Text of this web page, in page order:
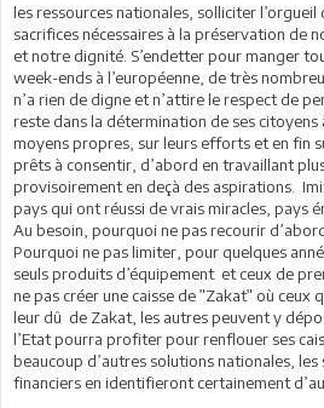
les ressources nationales, solliciter
sacrifices nécessaires à la préservation de
et notre dignité. S’endetter pour manger
week-ends à l’européenne, de très
n’a rien de digne et n’attire le respect de
reste dans la détermination de ses
moyens propres, sur leurs efforts et en fin
prêts à consentir, d’abord en travaillant
provisoirement en deçà des aspirations.
pays qui ont réussi de vrais miracles, pays
Au besoin, pourquoi ne pas recourir
Pourquoi ne pas limiter, pour quelques
seuls produits d’équipement et ceux de
ne pas créer une caisse de ʺZakatʺ où
leur dû de Zakat, les autres peuvent y
l’Etat pourra profiter pour renflouer ses
beaucoup d’autres solutions nationales,
financiers en identifieront certainement